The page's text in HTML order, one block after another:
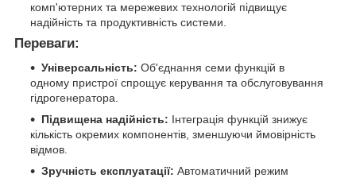
комп'ютерних та мережевих технологій підвищує
надійність та продуктивність системи.
Переваги:
Універсальність: Об'єднання семи функцій в
одному пристрої спрощує керування та обслуговування
гідрогенератора.
Підвищена надійність: Інтеграція функцій знижує
кількість окремих компонентів, зменшуючи ймовірність
відмов.
Зручність експлуатації: Автоматичний режим